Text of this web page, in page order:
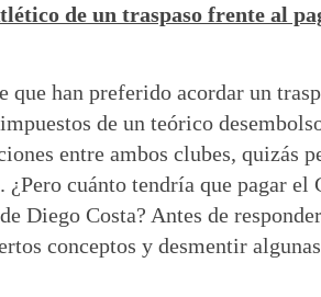
de un traspaso frente al
que han preferido acordar un
de un teórico
entre ambos clubes, quizás
¿Pero cuánto tendría que pagar el
Diego Costa? Antes de
conceptos y desmentir